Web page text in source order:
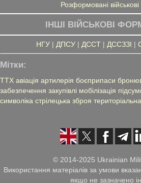
Розформовані
ІНШІ ВІЙСЬКОВІ
НГУ| ДПСУ| ДССТ| ДССЗЗІ |
Мітки:
ТТХ авіація артилерія боєприпаси
забезпечення закупівлі мобілізація
символіка стрілецька зброя
© 2014-2025 Ukrainian
Використання матеріалів за умови
якщо не зазначено